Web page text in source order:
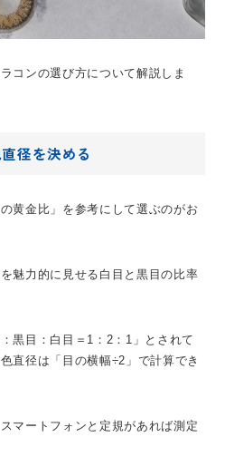
コンの選び方について解説しま
径を決める
黄金比」を参考にして選ぶのがお
魅力的に見せる白目と黒目の比率
黒目：白目＝1：2：1」とされて
直径は「目の横幅÷2」で計算でき
マートフォンと定規があれば測定